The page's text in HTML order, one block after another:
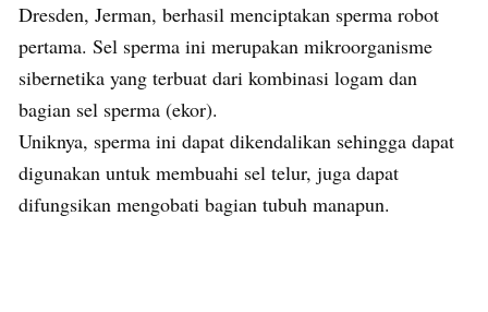
Dresden, Jerman, berhasil menciptakan sperma robot
pertama. Sel sperma ini merupakan mikroorganisme
sibernetika yang terbuat dari kombinasi logam dan
bagian sel sperma (ekor).
Uniknya, sperma ini dapat dikendalikan sehingga dapat
digunakan untuk membuahi sel telur, juga dapat
difungsikan mengobati bagian tubuh manapun.